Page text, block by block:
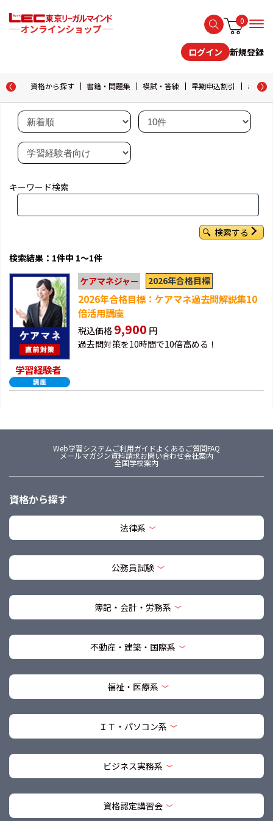
0
ログイン 新規登録
資格から探す 書籍・問題集 模試・答練 早期申込割引 おため
キーワード検索
検索する
検索結果：1件中 1～1件
学習経験者
ケアマネジャー 2026年合格目標
2026年合格目標：ケアマネ過去問解説集10
倍活用講座
税込価格 9,900 円
過去問対策を10時間で10倍高める！
Web学習システムご利用ガイドよくあるご質問FAQ
メールマガジン資料請求お問い合わせ会社案内
全国学校案内
資格から探す
法律系
公務員試験
簿記・会計・労務系
不動産・建築・国際系
福祉・医療系
ＩＴ・パソコン系
ビジネス実務系
資格認定講習会